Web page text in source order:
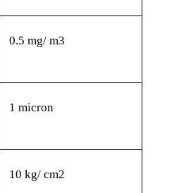
0.5 mg/ m3
1 micron
10 kg/ cm2